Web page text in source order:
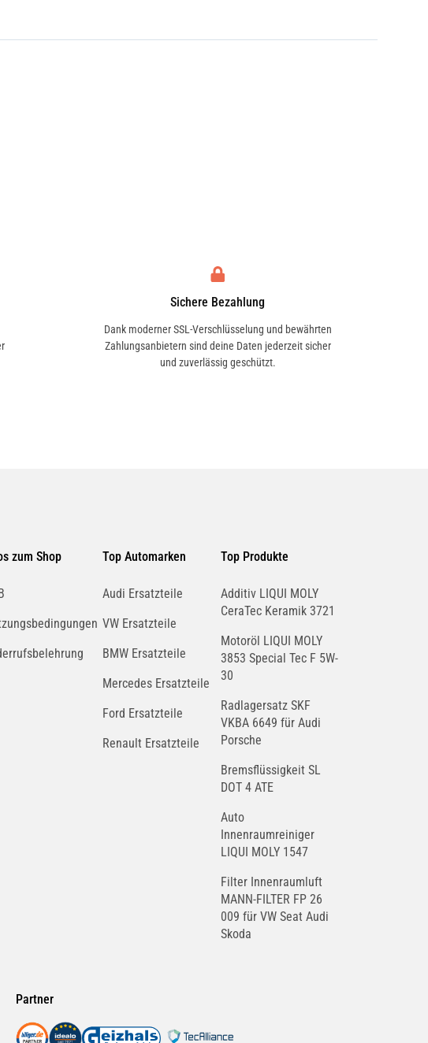
Sichere Bezahlung
Dank moderner SSL-Verschlüsselung und bewährten
Zahlungsanbietern sind deine Daten jederzeit sicher
und zuverlässig geschützt.
zum Shop Top Automarken
Audi Ersatzteile
VW Ersatzteile
BMW Ersatzteile
Mercedes Ersatzteile
Ford Ersatzteile
Renault Ersatzteile
Top Produkte
Additiv LIQUI MOLY
CeraTec Keramik 3721
Motoröl LIQUI MOLY
3853 Special Tec F 5W-
30
Radlagersatz SKF
VKBA 6649 für Audi
Porsche
Bremsflüssigkeit SL
DOT 4 ATE
Auto
Innenraumreiniger
LIQUI MOLY 1547
Filter Innenraumluft
MANN-FILTER FP 26
009 für VW Seat Audi
Skoda
Partner